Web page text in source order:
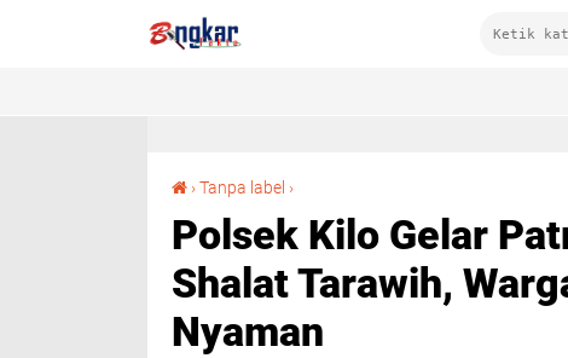
›Tanpa label ›
Polsek Kilo Gelar
Shalat Tarawih,
Nyaman